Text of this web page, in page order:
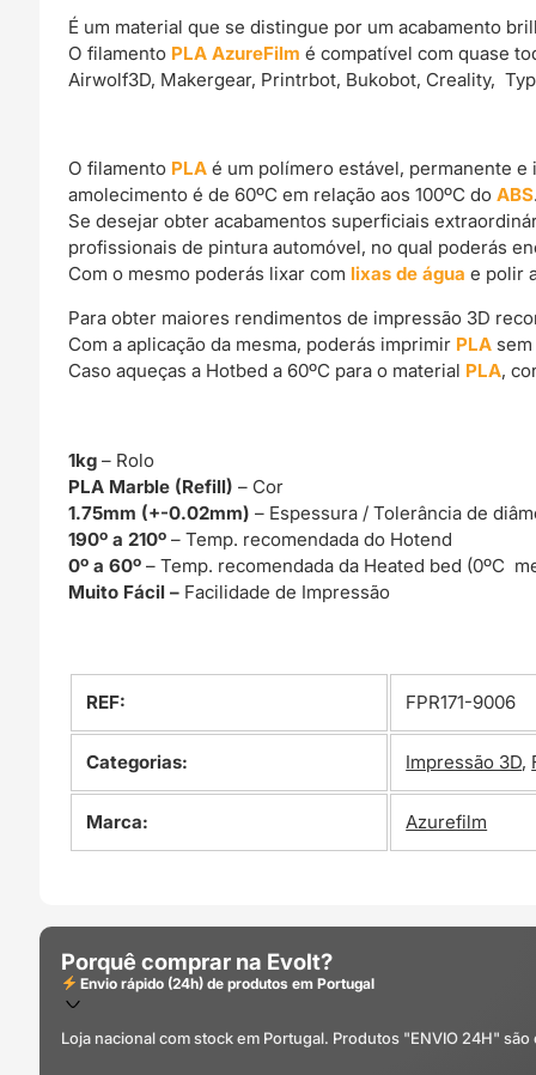
É um material que se distingue por um acabamento
O filamento PLA AzureFilmé compatível com quase
Airwolf3D, Makergear, Printrbot, Bukobot, Creality,
O filamento PLA é um polímero estável, permanente
amolecimento é de 60ºC em relação aos 100ºC doABS
Se desejar obter acabamentos superficiais
profissionais de pintura automóvel, no qual poderás
Com o mesmo poderás lixar com lixas de água e polir
Para obter maiores rendimentos de impressão 3D
Com a aplicação da mesma, poderás imprimir PLA
Caso aqueças a Hotbed a 60ºC para o material PLA,
1kg – Rolo
PLA Marble (Refill)– Cor
1.75mm (+-0.02mm)– Espessura / Tolerância de
190º a 210º– Temp. recomendada do Hotend
0º a 60º– Temp. recomendada da Heated bed (0ºC
Muito Fácil – Facilidade de Impressão
REF: FPR171-9006
Categorias: Impressão 3D,
Marca: Azurefilm
Porquê comprar na Evolt?
Envio rápido (24h) de produtos em Portugal
Loja nacional com stock em Portugal. Produtos "ENVIO 24H"